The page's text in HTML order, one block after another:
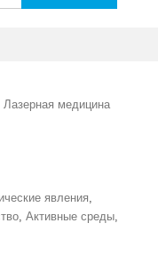
Лазерная медицина
явления,
, Активные среды,